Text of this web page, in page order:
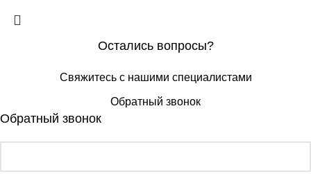
Остались вопросы?
Свяжитесь с нашими специалистами
Обратный звонок
Обратный звонок